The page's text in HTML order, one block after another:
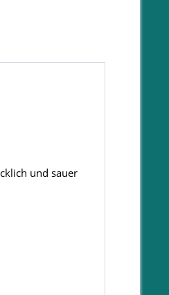
und sauer